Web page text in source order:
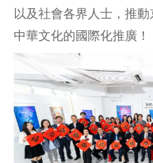
以及社會各界人士，推
中華文化的國際化推廣！